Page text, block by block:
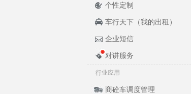
个性定制
车行天下（我的出租）
企业短信
对讲服务
行业应用
商砼车调度管理